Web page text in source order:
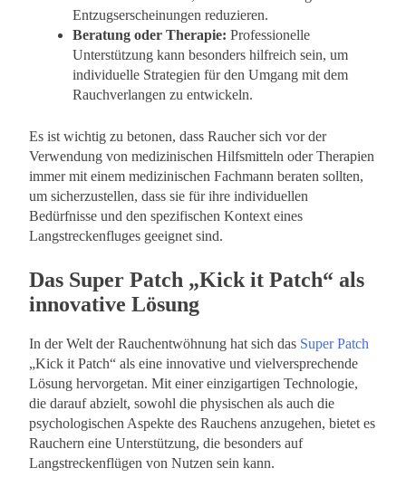
Entzugserscheinungen reduzieren.
Beratung oder Therapie: Professionelle
Unterstützung kann besonders hilfreich sein, um
individuelle Strategien für den Umgang mit dem
Rauchverlangen zu entwickeln.
Es ist wichtig zu betonen, dass Raucher sich vor der
Verwendung von medizinischen Hilfsmitteln oder Therapien
immer mit einem medizinischen Fachmann beraten sollten,
um sicherzustellen, dass sie für ihre individuellen
Bedürfnisse und den spezifischen Kontext eines
Langstreckenfluges geeignet sind.
Das Super Patch „Kick it Patch“ als
innovative Lösung
In der Welt der Rauchentwöhnung hat sich das Super Patch
„Kick it Patch“ als eine innovative und vielversprechende
Lösung hervorgetan. Mit einer einzigartigen Technologie,
die darauf abzielt, sowohl die physischen als auch die
psychologischen Aspekte des Rauchens anzugehen, bietet es
Rauchern eine Unterstützung, die besonders auf
Langstreckenflügen von Nutzen sein kann.